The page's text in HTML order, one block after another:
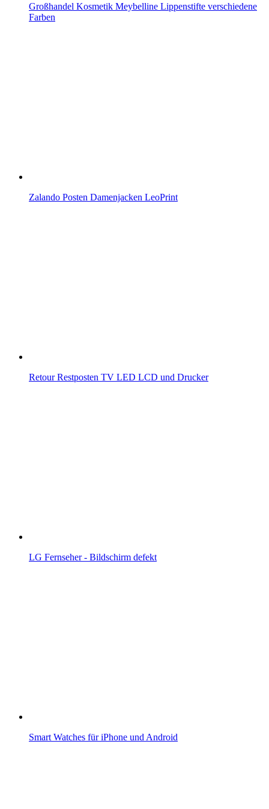
Großhandel Kosmetik Meybelline Lippenstifte verschiedene
Farben
Zalando Posten Damenjacken LeoPrint
Retour Restposten TV LED LCD und Drucker
LG Fernseher - Bildschirm defekt
Smart Watches für iPhone und Android